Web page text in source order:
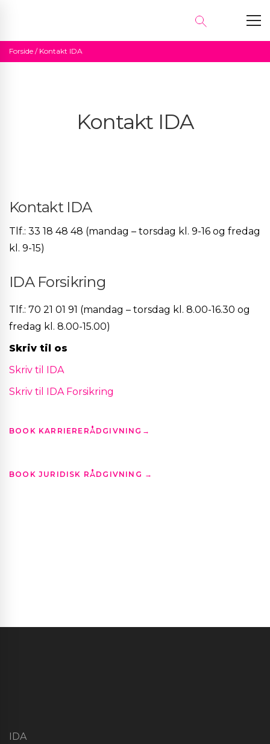
Forside / Kontakt IDA
Kontakt IDA
Kontakt IDA
Tlf.: 33 18 48 48 (mandag – torsdag kl. 9-16 og fredag
kl. 9-15)
IDA Forsikring
Tlf.: 70 21 01 91 (mandag – torsdag kl. 8.00-16.30 og
fredag kl. 8.00-15.00)
Skriv til os
Skriv til IDA
Skriv til IDA Forsikring
BOOK KARRIERERÅDGIVNING →
BOOK JURIDISK RÅDGIVNING →
IDA